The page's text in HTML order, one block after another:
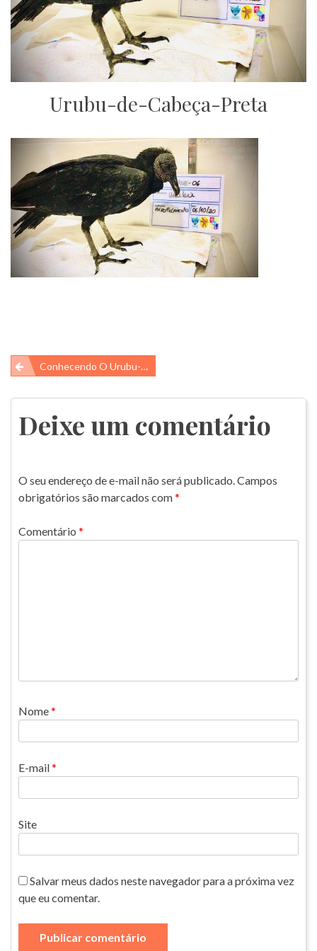
Urubu-de-Cabeça-Preta
Navegação
de
Post
Conhecendo O Urubu-De-Cabeça-Preta (Coragyps Atratus)
Deixe um comentário
O seu endereço de e-mail não será publicado.Campos
obrigatórios são marcados com*
Comentário *
Nome*
E-mail*
Site
Salvar meus dados neste navegador para a próxima vez
que eu comentar.